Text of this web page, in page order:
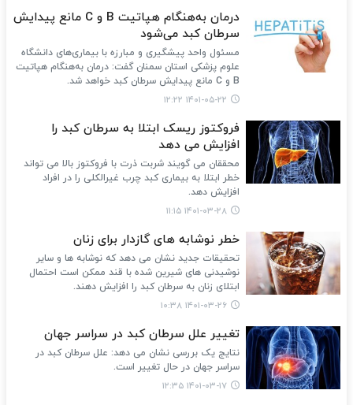
درمان به‌هنگام هپاتیت B و C مانع پیدایش
سرطان کبد می‌شود
مسئول واحد پیشگیری و مبارزه با بیماری‌های دانشگاه
علوم پزشکی استان سمنان گفت: درمان به‌هنگام هپاتیت
B و C مانع پیدایش سرطان کبد خواهد شد.
۱۴۰۱-۰۵-۲۲ ۱۲:۲۲
فروکتوز ریسک ابتلا به سرطان کبد را
افزایش می دهد
محققان می گویند شربت ذرت با فروکتوز بالا می تواند
خطر ابتلا به بیماری کبد چرب غیرالکلی را در افراد
افزایش دهد.
۱۴۰۱-۰۳-۲۸ ۱۱:۱۵
خطر نوشابه های گازدار برای زنان
تحقیقات جدید نشان می دهد که نوشابه ها و سایر
نوشیدنی های شیرین شده با قند ممکن است احتمال
ابتلای زنان به سرطان کبد را افزایش دهند.
۱۴۰۱-۰۳-۲۶ ۱۰:۳۸
تغییر علل سرطان کبد در سراسر جهان
نتایج یک بررسی نشان می دهد: علل سرطان کبد در
سراسر جهان در حال تغییر است.
۱۴۰۱-۰۳-۱۷ ۱۲:۳۵